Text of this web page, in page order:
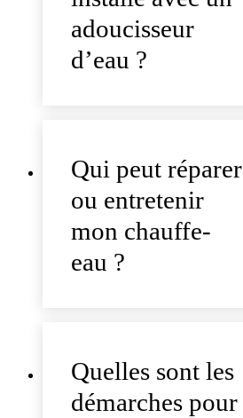
adoucisseur
d’eau ?
Qui peut réparer
ou entretenir
mon chauffe-
eau ?
Quelles sont les
démarches pour